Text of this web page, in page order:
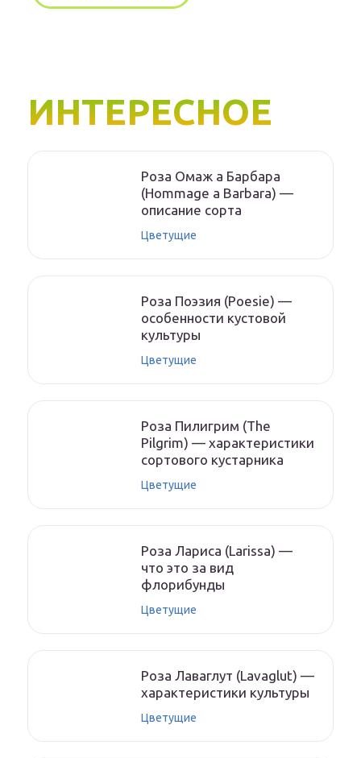
ИНТЕРЕСНОЕ
Роза Омаж а Барбара
(Hommage a Barbara) —
описание сорта
Цветущие
Роза Поэзия (Poesie) —
особенности кустовой
культуры
Цветущие
Роза Пилигрим (The
Pilgrim) — характеристики
сортового кустарника
Цветущие
Роза Лариса (Larissa) —
что это за вид
флорибунды
Цветущие
Роза Лаваглут (Lavaglut) —
характеристики культуры
Цветущие